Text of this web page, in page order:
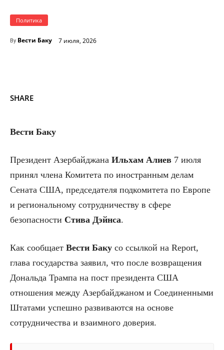
Политика
By Вести Баку 7 июля, 2026
SHARE
Вести Баку
Президент Азербайджана Ильхам Алиев 7 июля
принял члена Комитета по иностранным делам
Сената США, председателя подкомитета по Европе
и региональному сотрудничеству в сфере
безопасности Стива Дэйнса.
Как сообщает Вести Баку со ссылкой на Report,
глава государства заявил, что после возвращения
Дональда Трампа на пост президента США
отношения между Азербайджаном и Соединенными
Штатами успешно развиваются на основе
сотрудничества и взаимного доверия.